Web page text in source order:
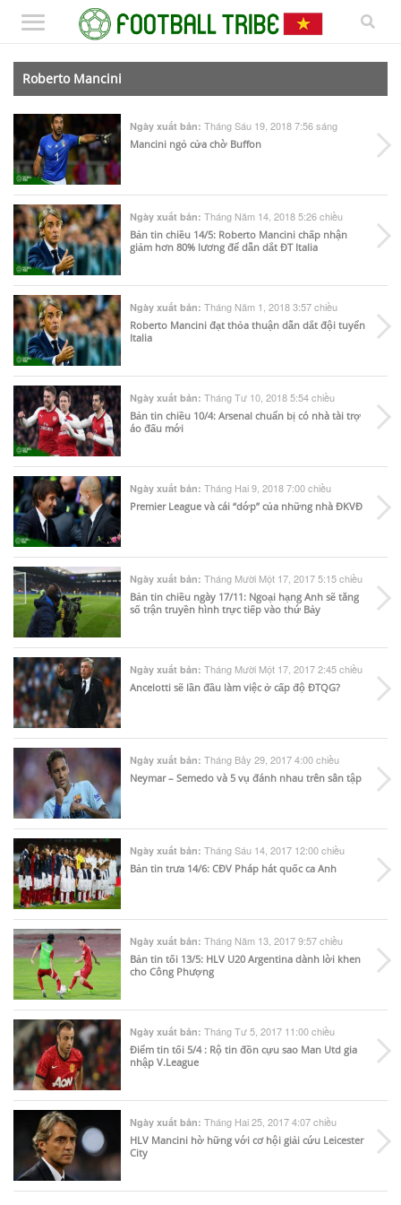
Roberto Mancini
Ngày xuất bản: Tháng Sáu 19, 2018 7:56 sáng
Mancini ngỏ cửa chờ Buffon
Ngày xuất bản: Tháng Năm 14, 2018 5:26 chiều
Bản tin chiều 14/5: Roberto Mancini chấp nhận
giảm hơn 80% lương để dẫn dắt ĐT Italia
Ngày xuất bản: Tháng Năm 1, 2018 3:57 chiều
Roberto Mancini đạt thỏa thuận dẫn dắt đội tuyển
Italia
Ngày xuất bản: Tháng Tư 10, 2018 5:54 chiều
Bản tin chiều 10/4: Arsenal chuẩn bị có nhà tài trợ
áo đấu mới
Ngày xuất bản: Tháng Hai 9, 2018 7:00 chiều
Premier League và cái “dớp” của những nhà ĐKVĐ
Ngày xuất bản: Tháng Mười Một 17, 2017 5:15 chiều
Bản tin chiều ngày 17/11: Ngoại hạng Anh sẽ tăng
số trận truyền hình trực tiếp vào thứ Bảy
Ngày xuất bản: Tháng Mười Một 17, 2017 2:45 chiều
Ancelotti sẽ lần đầu làm việc ở cấp độ ĐTQG?
Ngày xuất bản: Tháng Bảy 29, 2017 4:00 chiều
Neymar – Semedo và 5 vụ đánh nhau trên sân tập
Ngày xuất bản: Tháng Sáu 14, 2017 12:00 chiều
Bản tin trưa 14/6: CĐV Pháp hát quốc ca Anh
Ngày xuất bản: Tháng Năm 13, 2017 9:57 chiều
Bản tin tối 13/5: HLV U20 Argentina dành lời khen
cho Công Phượng
Ngày xuất bản: Tháng Tư 5, 2017 11:00 chiều
Điểm tin tối 5/4 : Rộ tin đồn cựu sao Man Utd gia
nhập V.League
Ngày xuất bản: Tháng Hai 25, 2017 4:07 chiều
HLV Mancini hờ hững với cơ hội giải cứu Leicester
City